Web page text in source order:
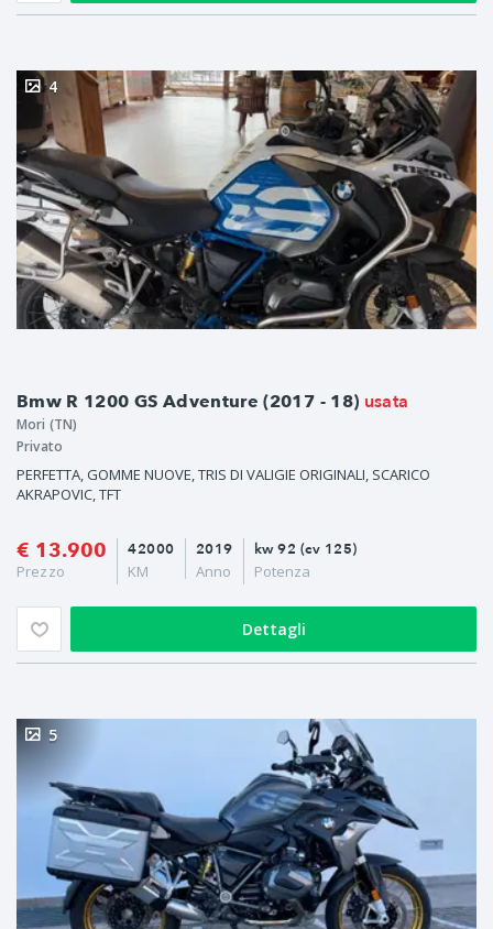
Bmw R 1200 GS Adventure (2017 - 18) usata
4
Mori (TN)
Privato
PERFETTA, GOMME NUOVE, TRIS DI VALIGIE ORIGINALI, SCARICO
AKRAPOVIC, TFT
€ 13.900
Prezzo
2019
Anno
42000
KM
kw 92 (cv 125)
Potenza
Dettagli
5